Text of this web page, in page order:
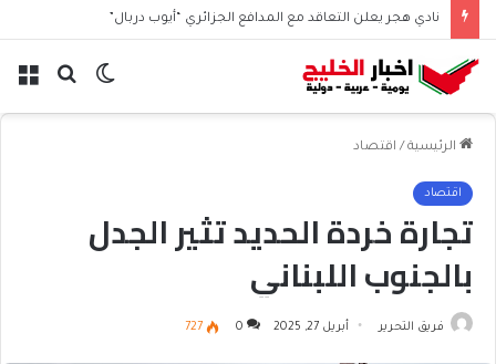
نادي هجر يعلن التعاقد مع المدافع الجزائري “أيوب دربال”
بحث الوضع
الرئيسية / اقتصاد
اقتصاد
تجارة خردة الحديد تثير الجدل
بالجنوب اللبناني
فريق التحرير أبريل 27, 2025 0
727